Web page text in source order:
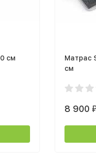
см
Матрас
см
8 900